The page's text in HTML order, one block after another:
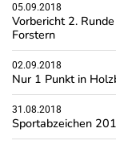
05.09.2018
Vorbericht 2.
Forstern
02.09.2018
Nur 1 Punkt in
31.08.2018
Sportabzeichen